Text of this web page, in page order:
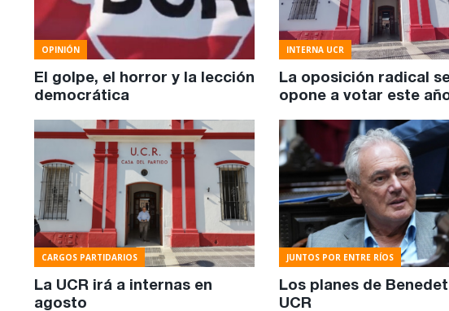
OPINIÓN
El golpe, el horror y la lección
democrática
INTERNA UCR
La oposición radical
opone a votar este
CARGOS PARTIDARIOS
La UCR irá a internas en
agosto
JUNTOS POR ENTRE RÍOS
Los planes de
UCR